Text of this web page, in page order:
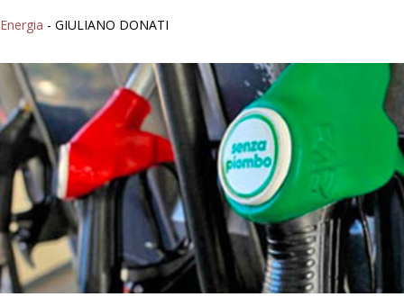
Energia - GIULIANO DONATI